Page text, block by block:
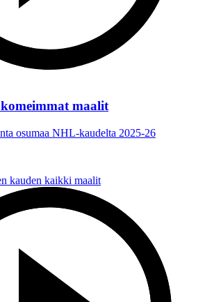
maalit
osumaa NHL-kaudelta 2025-26